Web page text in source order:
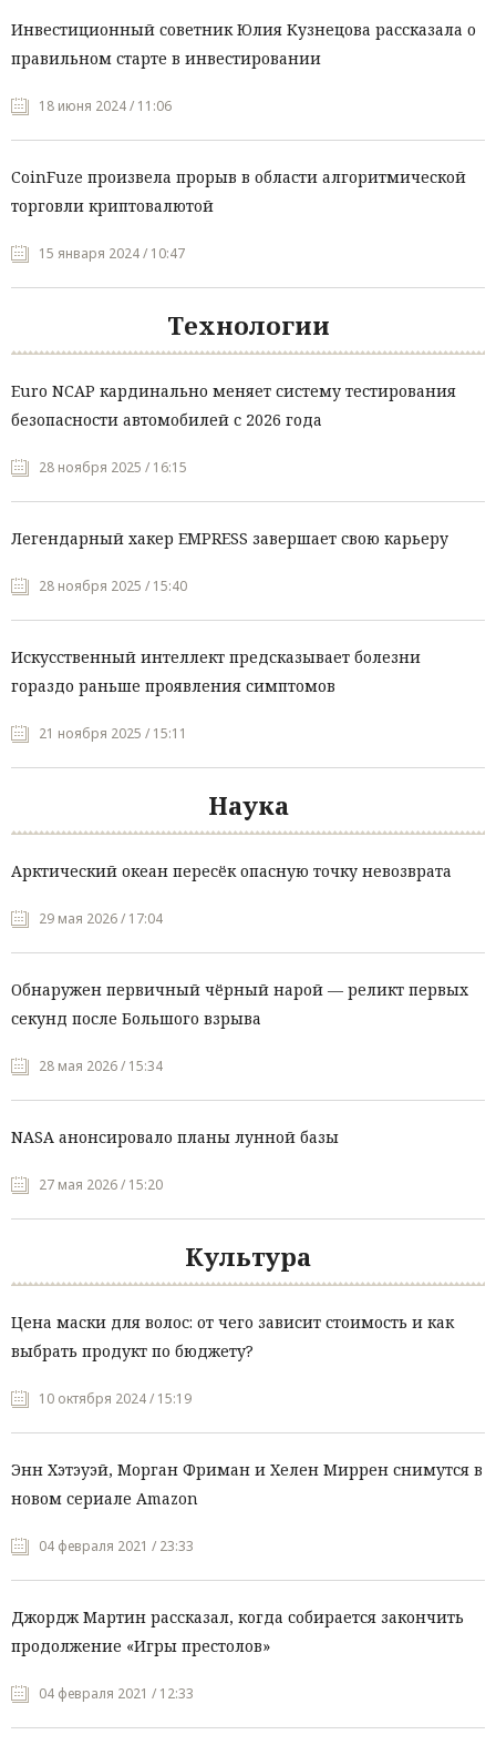
Инвестиционный советник Юлия Кузнецова рассказала о
правильном старте в инвестировании
18 июня 2024 / 11:06
CoinFuze произвела прорыв в области алгоритмической
торговли криптовалютой
15 января 2024 / 10:47
Технологии
Euro NCAP кардинально меняет систему тестирования
безопасности автомобилей с 2026 года
28 ноября 2025 / 16:15
Легендарный хакер EMPRESS завершает свою карьеру
28 ноября 2025 / 15:40
Искусственный интеллект предсказывает болезни
гораздо раньше проявления симптомов
21 ноября 2025 / 15:11
Наука
Арктический океан пересёк опасную точку невозврата
29 мая 2026 / 17:04
Обнаружен первичный чёрный нарой — реликт первых
секунд после Большого взрыва
28 мая 2026 / 15:34
NASA анонсировало планы лунной базы
27 мая 2026 / 15:20
Культура
Цена маски для волос: от чего зависит стоимость и как
выбрать продукт по бюджету?
10 октября 2024 / 15:19
Энн Хэтэуэй, Морган Фриман и Хелен Миррен снимутся в
новом сериале Amazon
04 февраля 2021 / 23:33
Джордж Мартин рассказал, когда собирается закончить
продолжение «Игры престолов»
04 февраля 2021 / 12:33